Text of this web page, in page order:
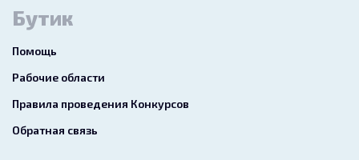
Бутик
Помощь
Рабочие области
Правила проведения Конкурсов
Обратная связь